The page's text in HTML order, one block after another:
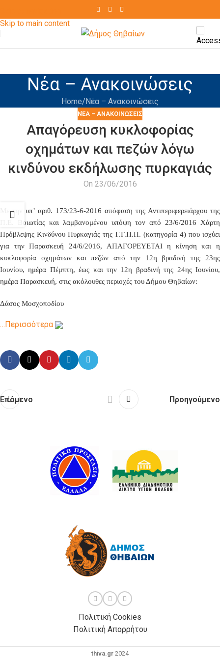
Skip to main content
Νέα – Ανακοινώσεις
Home Νέα – Ανακοινώσεις
ΝΈΑ – ΑΝΑΚΟΙΝΏΣΕΙΣ
Απαγόρευση κυκλοφορίας
οχημάτων και πεζών λόγω
κινδύνου εκδήλωσης πυρκαγιάς
On 23/06/2016
Με την υπ’ αριθ. 173/23-6-2016 απόφαση της Αντιπεριφερειάρχου της
Π.Ε. Βοιωτίας και λαμβανομένου υπόψη τον από 23/6/2016 Χάρτη
Πρόβλεψης Κινδύνου Πυρκαγιάς της Γ.Γ.Π.Π. (κατηγορία 4) που ισχύει
για τηνΠαρασκευή 24/6/2016, ΑΠΑΓΟΡΕΥΕΤΑΙ η κίνηση και η
κυκλοφορία οχημάτων και πεζών από την 12η βραδινή της 23ης
Ιουνίου, ημέρα Πέμπτη, έως και την 12η βραδινή της 24ης Ιουνίου,
ημέρα Παρασκευή, στις ακόλουθες περιοχές του Δήμου Θηβαίων:
Δάσος Μοσχοποδίου
…Περισσότερα
Επόμενο Προηγούμενο
Πολιτική Cookies
Πολιτική Απορρήτου
thiva.gr 2024